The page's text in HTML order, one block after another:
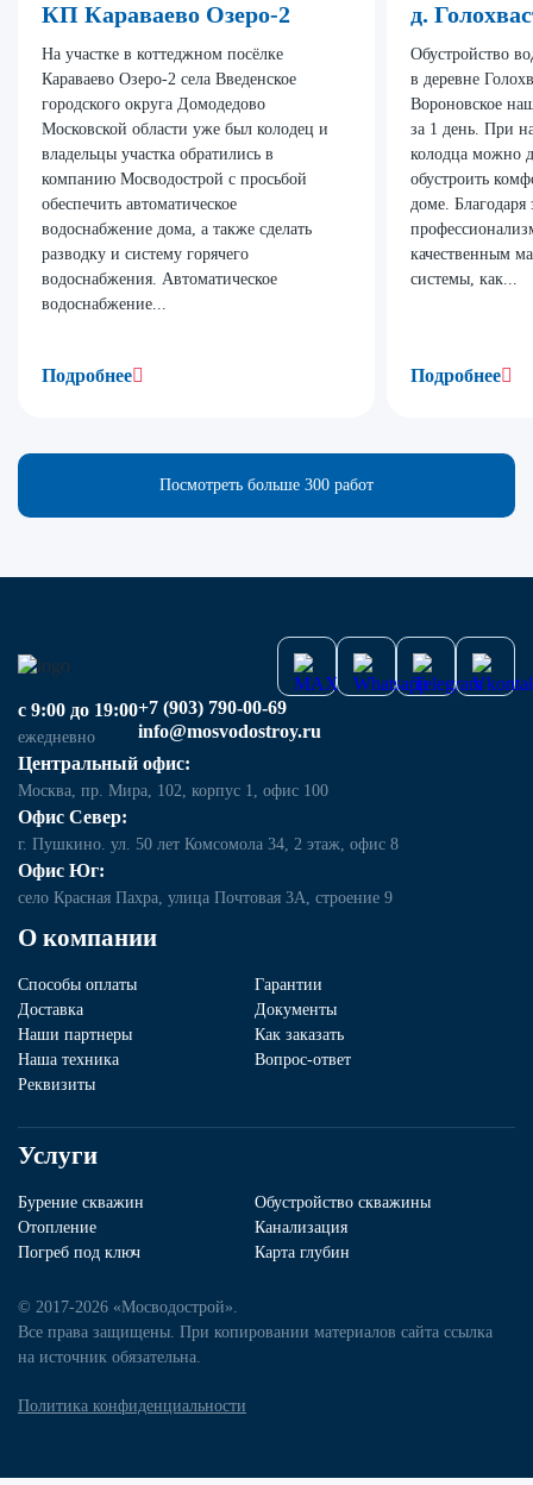
КП Караваево Озеро-2
На участке в коттеджном посёлке
Караваево Озеро-2 села Введенское
городского округа Домодедово
Московской области уже был колодец и
владельцы участка обратились в
компанию Мосводострой с просьбой
обеспечить автоматическое
водоснабжение дома, а также сделать
разводку и систему горячего
водоснабжения. Автоматическое
водоснабжение...
Подробнее
д.
Обустройство
в деревне
Вороновское
за 1 день. При
колодца можно
обустроить
доме. Благодаря
качественным
системы, как...
Подробнее
Посмотреть больше 300 работ
О компании
Способы оплаты
Гарантии
Доставка
Документы
Наши партнеры
Как заказать
Наша техника
Вопрос-ответ
Реквизиты
Услуги
Бурение скважин
Обустройство скважины
Отопление
Канализация
Погреб под ключ
Карта глубин
с 9:00 до 19:00
ежедневно
+7 (903) 790-00-69
info@mosvodostroy.ru
Центральный офис:
Москва, пр. Мира, 102, корпус 1, офис 100
Офис Север:
г. Пушкино. ул. 50 лет Комсомола 34, 2 этаж, офис 8
Офис Юг:
село Красная Пахра, улица Почтовая 3А, строение 9
© 2017-2026 «Мосводострой».
Все права защищены. При копировании материалов сайта ссылка
на источник обязательна.
Политика конфиденциальности